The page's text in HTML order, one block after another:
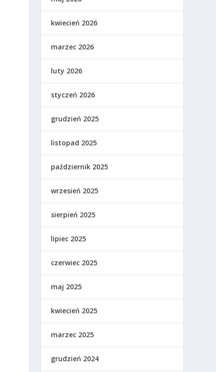
kwiecień 2026
marzec 2026
luty 2026
styczeń 2026
grudzień 2025
listopad 2025
październik 2025
wrzesień 2025
sierpień 2025
lipiec 2025
czerwiec 2025
maj 2025
kwiecień 2025
marzec 2025
grudzień 2024